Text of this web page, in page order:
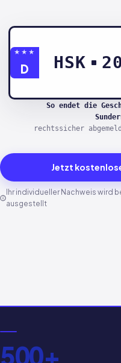
★★★
D HSK
So endet die
rechtssicher
Jetzt
Ihr individueller Nachweis wird
ausgestellt
500+